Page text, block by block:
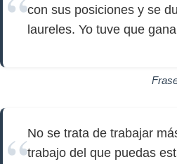
con sus posiciones y se
laureles. Yo tuve que
No se trata de trabajar
trabajo del que puedas